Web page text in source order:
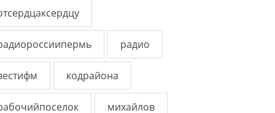
радио
кодрайона
михайлов